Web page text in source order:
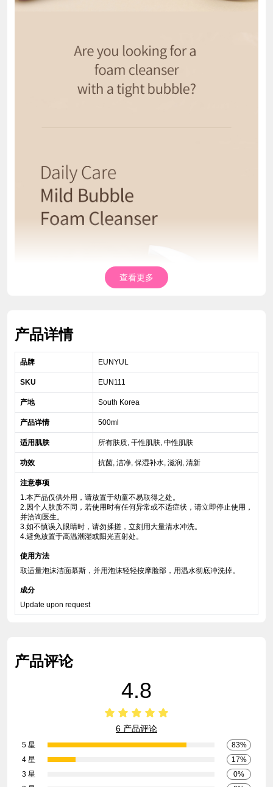
查看更多
产品详情
品牌 EUNYUL
SKU EUN111
产地 South Korea
产品详情 500ml
适用肌肤 所有肤质, 干性肌肤, 中性肌肤
功效 抗菌, 洁净, 保湿补水, 滋润, 清新
注意事项
1.本产品仅供外用，请放置于幼童不易取得之处。
2.因个人肤质不同，若使用时有任何异常或不适症状，请立即停止使用，
并洽询医生。
3.如不慎误入眼睛时，请勿揉搓，立刻用大量清水冲洗。
4.避免放置于高温潮湿或阳光直射处。
使用方法
取适量泡沫洁面慕斯，并用泡沫轻轻按摩脸部，用温水彻底冲洗掉。
成分
Update upon request
产品评论
4.8
6 产品评论
3 星 0%
4 星 17%
5 星 83%